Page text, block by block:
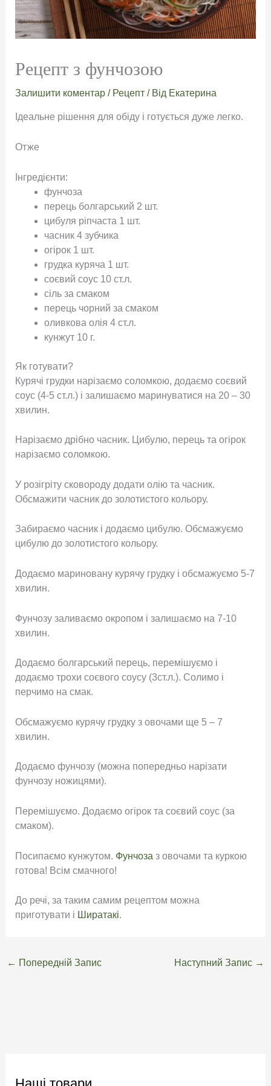
Рецепт з фунчозою
Залишити коментар / Рецепт/ Від Екатерина
Ідеальне рішення для обіду і готується дуже легко.
Отже
Інгредієнти:
фунчоза
перець болгарський 2 шт.
цибуля ріпчаста 1 шт.
часник 4 зубчика
огірок 1 шт.
грудка куряча 1 шт.
соєвий соус 10 ст.л.
сіль за смаком
перець чорний за смаком
оливкова олія 4 ст.л.
кунжут 10 г.
Як готувати?
Курячі грудки нарізаємо соломкою, додаємо соєвий
соус (4-5 ст.л.) і залишаємо маринуватися на 20 – 30
хвилин.
Нарізаємо дрібно часник. Цибулю, перець та огірок
нарізаємо соломкою.
У розігріту сковороду додати олію та часник.
Обсмажити часник до золотистого кольору.
Забираємо часник і додаємо цибулю. Обсмажуємо
цибулю до золотистого кольору.
Додаємо мариновану курячу грудку і обсмажуємо 5-7
хвилин.
Фунчозу заливаємо окропом і залишаємо на 7-10
хвилин.
Додаємо болгарський перець, перемішуємо і
додаємо трохи соєвого соусу (3ст.л.). Солимо і
перчимо на смак.
Обсмажуємо курячу грудку з овочами ще 5 – 7
хвилин.
Додаємо фунчозу (можна попередньо нарізати
фунчозу ножицями).
Перемішуємо. Додаємо огірок та соєвий соус (за
смаком).
Посипаємо кунжутом. Фунчоза з овочами та куркою
готова! Всім смачного!
До речі, за таким самим рецептом можна
приготувати і Ширатакі.
← Попередній Запис Наступний Запис →